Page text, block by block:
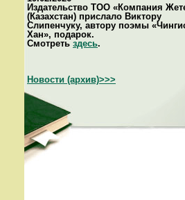
Издательство ТОО «Компания
(Казахстан) прислало Виктору
Слипенчуку, автору поэмы
Хан», подарок.
Смотреть здесь.
Новости (архив)>>>